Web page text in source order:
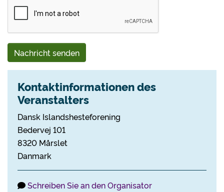
Nachricht senden
Kontaktinformationen des
Veranstalters
Dansk Islandshesteforening
Bedervej 101
8320 Mårslet
Danmark
Schreiben Sie an den Organisator